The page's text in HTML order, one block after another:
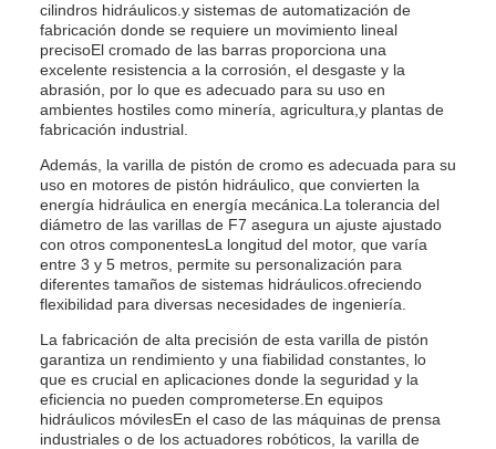
cilindros hidráulicos.y sistemas de automatización de
fabricación donde se requiere un movimiento lineal
precisoEl cromado de las barras proporciona una
excelente resistencia a la corrosión, el desgaste y la
abrasión, por lo que es adecuado para su uso en
ambientes hostiles como minería, agricultura,y plantas de
fabricación industrial.
Además, la varilla de pistón de cromo es adecuada para su
uso en motores de pistón hidráulico, que convierten la
energía hidráulica en energía mecánica.La tolerancia del
diámetro de las varillas de F7 asegura un ajuste ajustado
con otros componentesLa longitud del motor, que varía
entre 3 y 5 metros, permite su personalización para
diferentes tamaños de sistemas hidráulicos.ofreciendo
flexibilidad para diversas necesidades de ingeniería.
La fabricación de alta precisión de esta varilla de pistón
garantiza un rendimiento y una fiabilidad constantes, lo
que es crucial en aplicaciones donde la seguridad y la
eficiencia no pueden comprometerse.En equipos
hidráulicos móvilesEn el caso de las máquinas de prensa
industriales o de los actuadores robóticos, la varilla de